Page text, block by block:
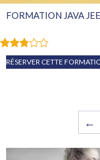
FORMATION JAVA
Note
2.72
RÉSERVER CETTE
←